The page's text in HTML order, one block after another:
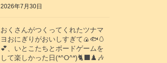
2026年7月30日
おくさんがつくってくれたツナマ
ヨおにぎりがおいしすぎて🍙🐟️🥚
💕、いとこたちとボードゲームを
して楽しかった日(*^O^*)🐈‍⬛♟️🎶